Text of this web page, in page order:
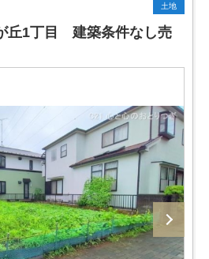
土地
丘1丁目 建築条件なし売